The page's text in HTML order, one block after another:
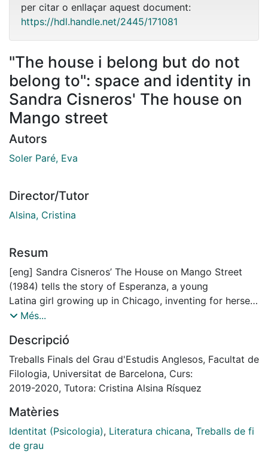
per citar o enllaçar aquest document:
https://hdl.handle.net/2445/171081
"The house i belong but do not
belong to": space and identity in
Sandra Cisneros' The house on
Mango street
Autors
Soler Paré, Eva
Director/Tutor
Alsina, Cristina
Resum
[eng] Sandra Cisneros’ The House on Mango Street
(1984) tells the story of Esperanza, a young
Latina girl growing up in Chicago, inventing for herself
who and what she will become. By
“home”, Cisneros will show “how crucial it
is for Esperanza to have a physical and metaphorical
house of her own dreams” (Betz, 2019,
p.32) in order to construct Esperanza’s sense of
for the character’s emancipation and empowering.
Therefore, this end-of-degree paper focuses
on the question of space represented by “house” and
Més...
Descripció
Treballs Finals del Grau d'Estudis Anglesos, Facultat de
Filologia, Universitat de Barcelona, Curs:
2019-2020, Tutora: Cristina Alsina Rísquez
Matèries
Identitat (Psicologia), Literatura chicana, Treballs de fi
de grau